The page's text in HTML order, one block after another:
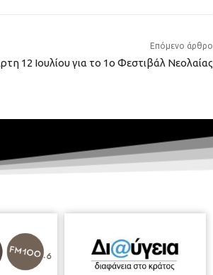
Επόμενο άρθρο
12 Ιουλίου για το 1ο Φεστιβάλ Νεολαίας